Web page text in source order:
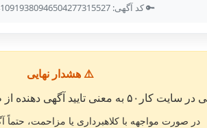
🔑 کد آگهی: 828663410919380946504277315527
⚠️ هشدار نهایی
آگهی دهنده از طرف سایت کار۵۰ نمی باشد. »
در صورت مواجهه با کلاهبرداری یا مزاحمت، حتماً